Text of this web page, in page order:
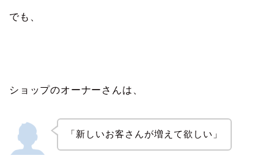
でも、
ショップのオーナーさんは、
「新しいお客さんが増えて欲しい」